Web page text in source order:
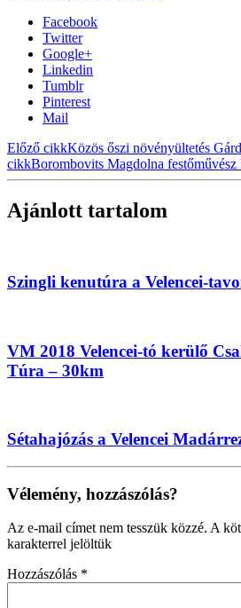
Facebook
Twitter
Google+
Linkedin
Tumblr
Pinterest
Mail
Előző cikkKözös őszi növényültetés
cikkBorombovits Magdolna festőművész
Ajánlott tartalom
Szingli kenutúra a Velencei-
VM 2018 Velencei-tó kerülő
Túra – 30km
Sétahajózás a Velencei
Vélemény, hozzászólás?
Az e-mail címet nem tesszük közzé. A
karakterrel jelöltük
Hozzászólás *